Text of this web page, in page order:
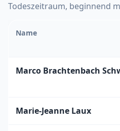
Todeszeitraum, beginnend
Name
Marco Brachtenbach
Marie-Jeanne Laux